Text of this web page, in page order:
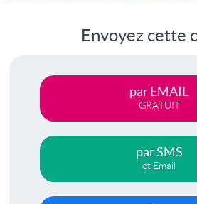
Envoyez cette
par EMAIL
GRATUIT
par SMS
et Email